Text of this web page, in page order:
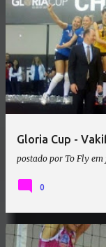
Gloria Cup -
postado por To Fly em
0